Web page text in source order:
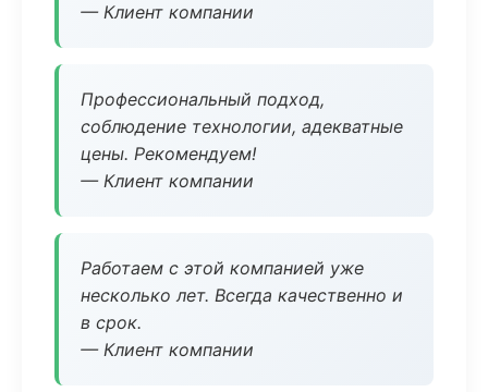
— Клиент компании
Профессиональный подход,
соблюдение технологии, адекватные
цены. Рекомендуем!
— Клиент компании
Работаем с этой компанией уже
несколько лет. Всегда качественно и
в срок.
— Клиент компании